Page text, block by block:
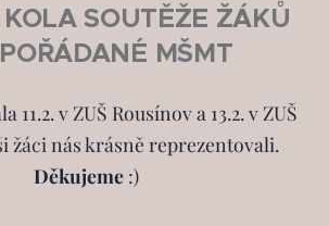
KOLA SOUTĚŽE ŽÁKŮ
MŠMT
11.2. v ZUŠ Rousínov a 13.2. v ZUŠ
žáci nás krásně reprezentovali.
Děkujeme:)